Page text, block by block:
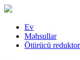
Ev
Məhsullar
Ötürücü